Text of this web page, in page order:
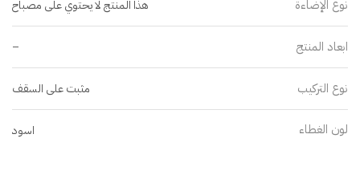
نوع الإضاءة هذا المنتج لا يحتوي على مصباح
ابعاد المنتج –
نوع التركيب مثبت على السقف
لون الغطاء اسود